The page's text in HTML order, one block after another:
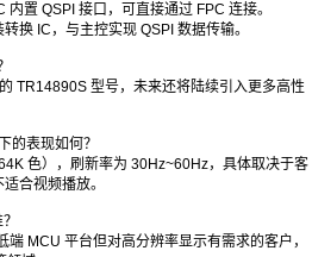
置 QSPI 接口，可直接通过 FPC 连接。
换 IC，与主控实现 QSPI 数据传输。
TR14890S 型号，未来还将陆续引入更多高性
的表现如何？
色），刷新率为 30Hz~60Hz，具体取决于客
合视频播放。
MCU 平台但对高分辨率显示有需求的客户，